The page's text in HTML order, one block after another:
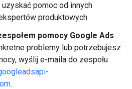
uzyskać pomoc od innych
produktowych.
pomocy Google Ads
problemy lub potrzebujesz
wyślij e-maila do zespołu
.